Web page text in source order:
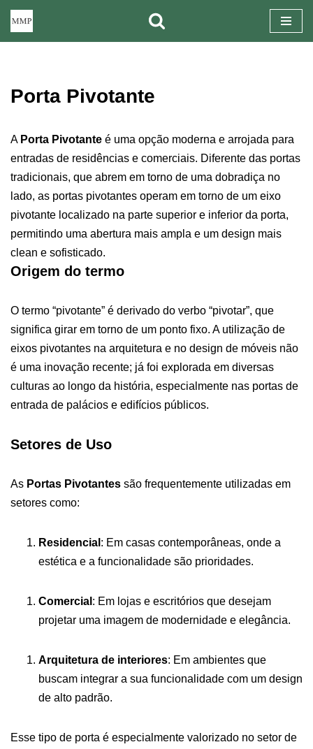
conteúdo
Porta Pivotante
A Porta Pivotante é uma opção moderna e arrojada para
entradas de residências e comerciais. Diferente das portas
tradicionais, que abrem em torno de uma dobradiça no
lado, as portas pivotantes operam em torno de um eixo
pivotante localizado na parte superior e inferior da porta,
permitindo uma abertura mais ampla e um design mais
clean e sofisticado.
Origem do termo
O termo “pivotante” é derivado do verbo “pivotar”, que
significa girar em torno de um ponto fixo. A utilização de
eixos pivotantes na arquitetura e no design de móveis não
é uma inovação recente; já foi explorada em diversas
culturas ao longo da história, especialmente nas portas de
entrada de palácios e edifícios públicos.
Setores de Uso
As Portas Pivotantes são frequentemente utilizadas em
setores como:
Residencial : Em casas contemporâneas, onde a
estética e a funcionalidade são prioridades.
Comercial : Em lojas e escritórios que desejam
projetar uma imagem de modernidade e elegância.
Arquitetura de interiores: Em ambientes que
buscam integrar a sua funcionalidade com um design
de alto padrão.
Esse tipo de porta é especialmente valorizado no setor de